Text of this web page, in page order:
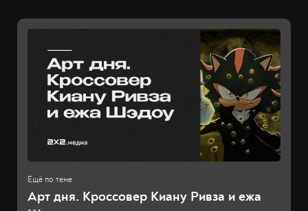
Арт дня. Кроссовер Киану Ривза и ежа